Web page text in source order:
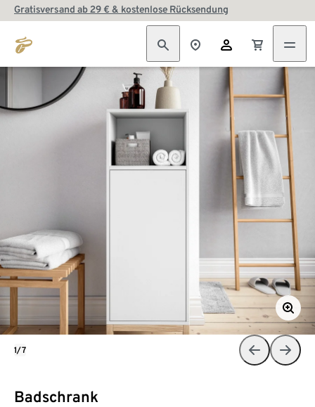
Gratisversand ab 29 € & kostenlose Rücksendung
Badschrank
1/7